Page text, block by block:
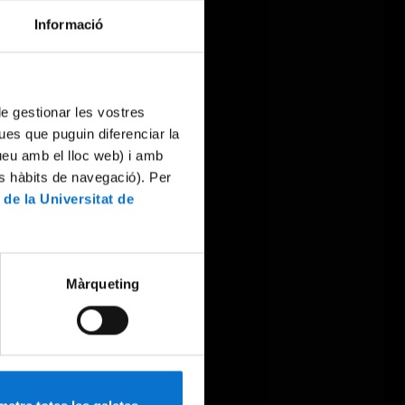
Informació
gestionar les vostres
que puguin diferenciar la
amb el lloc web) i amb
hàbits de navegació). Per
la Universitat de
Màrqueting